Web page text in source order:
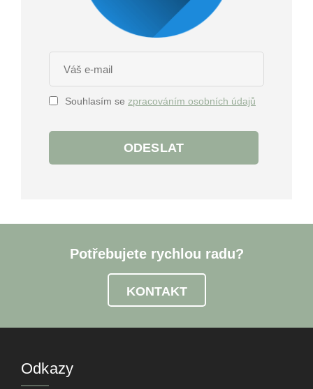
Souhlasím se zpracováním osobních údajů
ODESLAT
Potřebujete rychlou radu?
KONTAKT
Odkazy